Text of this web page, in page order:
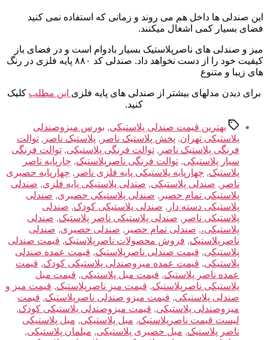
این صندلی ها داخل هم می روند و زمانی که استفاده نمی کنید
فضای بسیار کمی اشغال میکنند.
میز و صندلی های ناصرپلاستیک بسیار بادوام است و در فضای باز
کیفیت خود را از دست نخواهد داد. صندلی کد ۸۸۰ پایه فلزی در رنگ
های زیبا و متنوع
برای دیدن مدلهای بیشتر از صندلی های پایه فلزی این مطلب کلیک
کنید.
برچسب‌ها
بهترین قیمت صندلی پلاستیکی, بورس میزوصندلی
پلاستیکی تهران, پخش پلاستیک ناصر , پلاستیک ناصر , توالت
فرنگی پلاستیک ناصر , توالت فرنگی پلاستیکی, توالت فرنگی
سیار پلاستیکی, توالت فرنگی ناصرپلاستیک, چارپایه ناصر
پلاستیک, چهارپایه پلاستیکی پایه فلزی ناصر , چهارپایه حصیری
ناصر , صندلی پلاستیکی, صندلی پلاستیکی پایه فلزی, صندلی
پلاستیکی تمام حصیر , صندلی پلاستیکی حصیری, صندلی
پلاستیکی دسته دار , صندلی پلاستیکی کودک, صندلی
پلاستیکی ناصر , صندلی پلاستیکی ناصر پلاستیک, صندلی
پلاستیکی،, صندلی تمام حصیر , صندلی حصیری, صندلی
ناصرپلاستیک, فروش محصولات ناصرپلاستیک, قیمت صندلی
پلاستیکی, قیمت صندلی ناصرپلاستیک, قیمت عمده صندلی
پلاستیکی, قیمت عمده میزوصندلی پلاستیکی کودک, قیمت
عمده ناصر پلاستیک, قیمت مبل پلاستیکی, قیمت مبل
پلاستیکی ناصرپلاستیک, قیمت میز ناصرپلاستیک, قیمت میز و
صندلی پلاستیکی, قیمت میزو صندلی ناصرپلاستیک, قیمت
میزوصندلی پلاستیکی, قیمت میزوصندلی پلاستیکی کودک,
لیست قیمت ناصرپلاستیک, مبل پلاستیکی, مبل پلاستیکی
ناصر پلاستیک, مبل حصیری پلاستیکی, مبلمان پلاستیکی,